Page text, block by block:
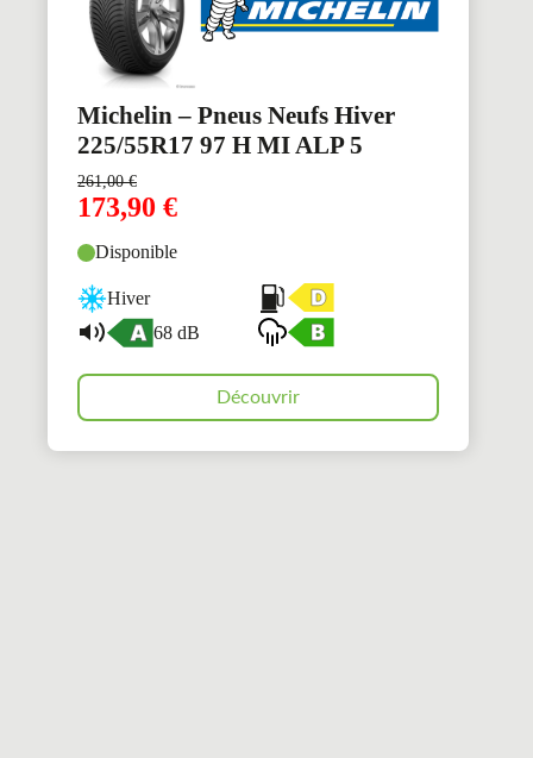
Michelin – Pneus Neufs Hiver
225/55R17 97 H MI ALP 5
261,00€
173,90 €
Disponible
Hiver
68 dB
Découvrir